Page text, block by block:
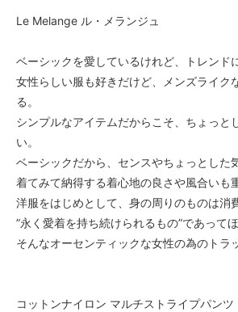
Le Melange ル・メランジュ
ベーシックを愛しているけれど、トレンド
女性らしい服も好きだけど、メンズライク
る。
シンプルなアイテムだからこそ、ちょっと
い。
ベーシックだから、センスやちょっとした
着てみて納得する着心地の良さや風合いも
洋服をはじめとして、身の周りのものは消
”永く愛着を持ち続けられるもの”であってほ
そんなオーセンティックな女性の為のトラ
コットンナイロン マルチストライプパンツ